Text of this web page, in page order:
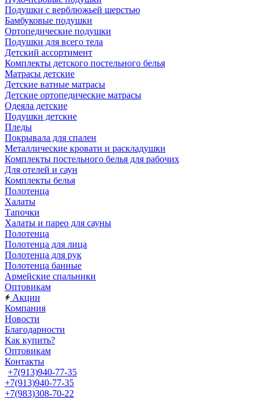
Подушки с верблюжьей шерстью
Бамбуковые подушки
Ортопедические подушки
Подушки для всего тела
Детский ассортимент
Комплекты детского постельного белья
Матрасы детские
Детские ватные матрасы
Детские ортопедические матрасы
Одеяла детские
Подушки детские
Пледы
Покрывала для спален
Металлические кровати и раскладушки
Комплекты постельного белья для рабочих
Для отелей и саун
Комплекты белья
Полотенца
Халаты
Тапочки
Халаты и парео для сауны
Полотенца
Полотенца для лица
Полотенца для рук
Полотенца банные
Армейские спальники
Оптовикам
Акции
Компания
Новости
Благодарности
Как купить?
Оптовикам
Контакты
+7(913)940-77-35
+7(913)940-77-35
+7(983)308-70-22